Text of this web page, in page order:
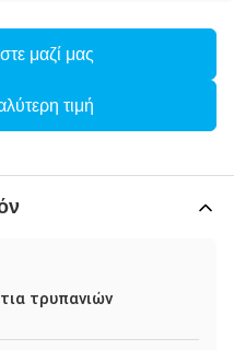
μαζί μας
τιμή
τρυπανιών